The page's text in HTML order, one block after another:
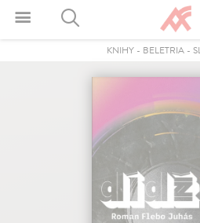
KNIHY- BELETRIA-